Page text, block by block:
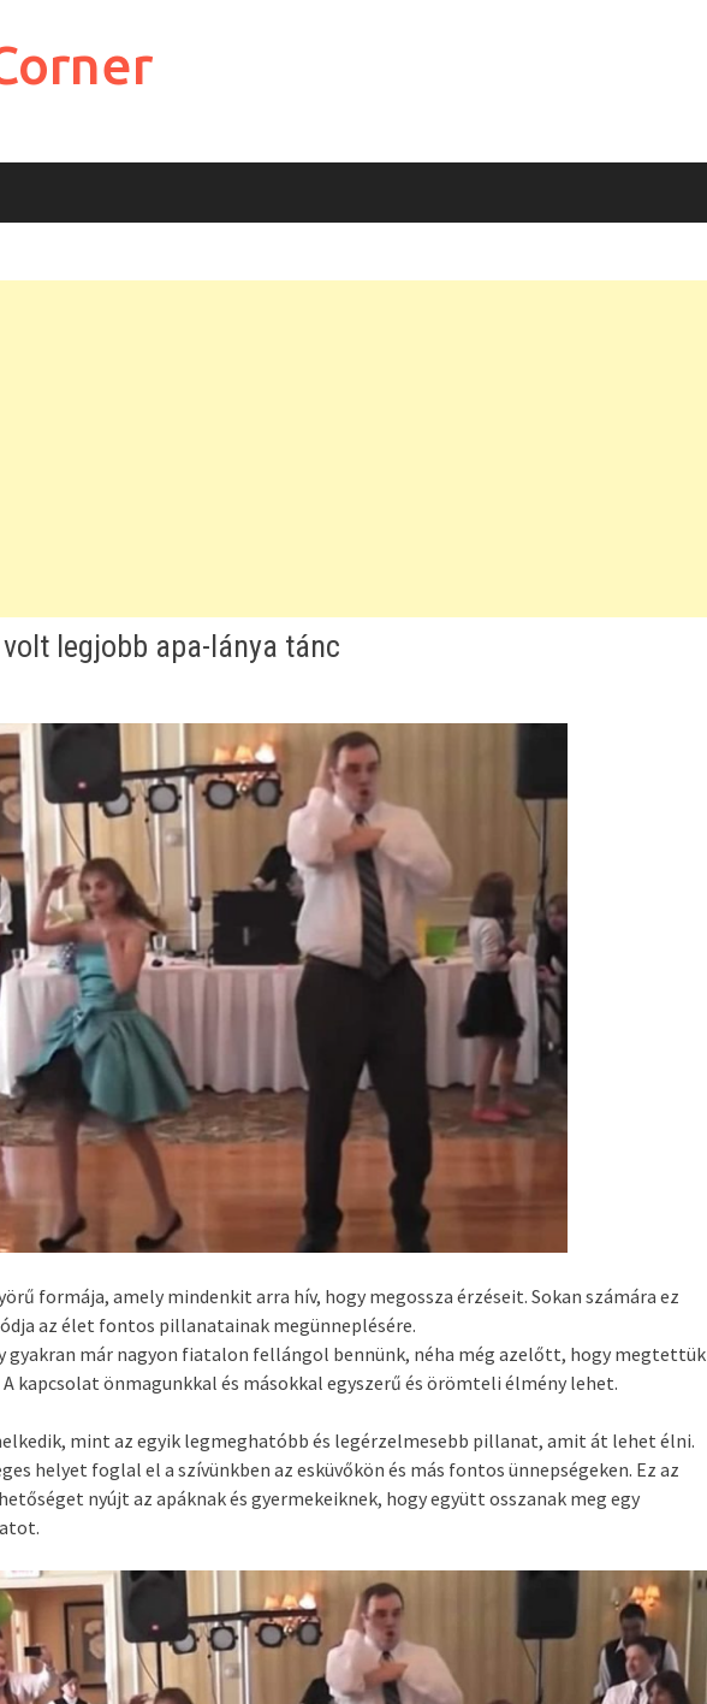
legjobb apa-lánya tánc
formája, amely mindenkit arra hív, hogy megossza érzéseit. Sokan számára ez
az élet fontos pillanatainak megünneplésére.
gyakran már nagyon fiatalon fellángol bennünk, néha még azelőtt, hogy megtettük
kapcsolat önmagunkkal és másokkal egyszerű és örömteli élmény lehet.
mint az egyik legmeghatóbb és legérzelmesebb pillanat, amit át lehet élni.
helyet foglal el a szívünkben az esküvőkön és más fontos ünnepségeken. Ez az
nyújt az apáknak és gyermekeiknek, hogy együtt osszanak meg egy